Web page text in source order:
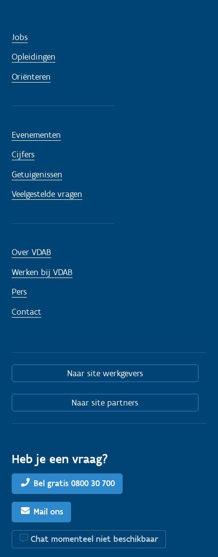
Jobs
Opleidingen
Oriënteren
Evenementen
Cijfers
Getuigenissen
Veelgestelde vragen
Over VDAB
Werken bij VDAB
Pers
Contact
Naar site werkgevers
Naar site partners
Heb je een vraag?
Bel gratis 0800 30 700
Mail ons
Chat momenteel niet beschikbaar